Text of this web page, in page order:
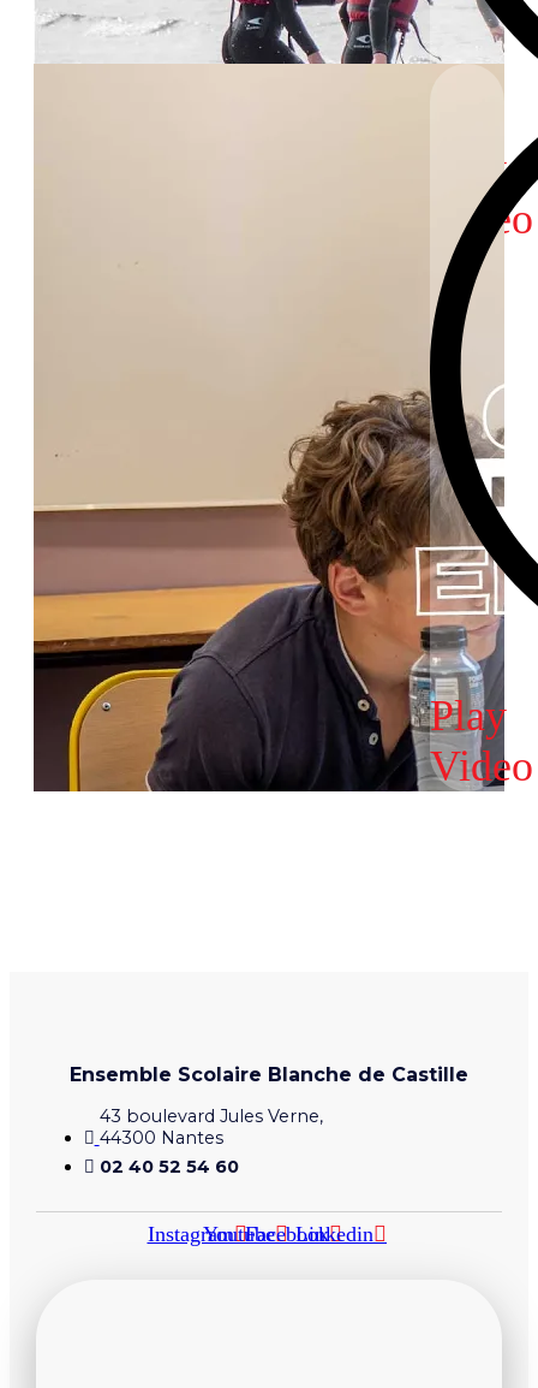
Play
Video
Play
Video
Ensemble Scolaire Blanche de Castille
43 boulevard Jules Verne,
44300 Nantes
02 40 52 54 60
InstagramYoutubeFacebookLinkedin